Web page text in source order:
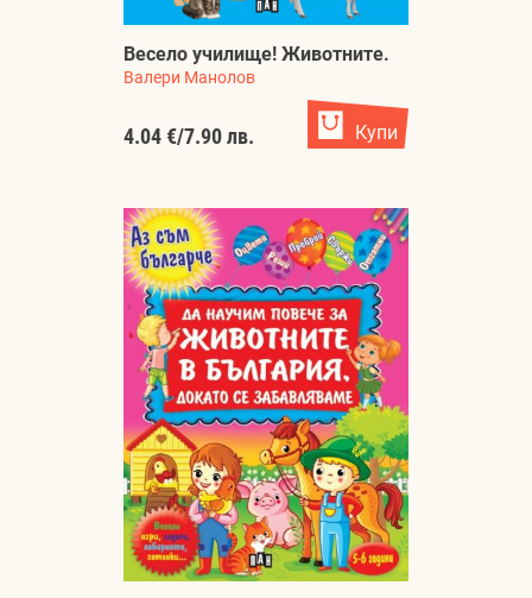
Весело училище! Животните.
Валери Манолов
4.04 €/7.90 лв. Купи